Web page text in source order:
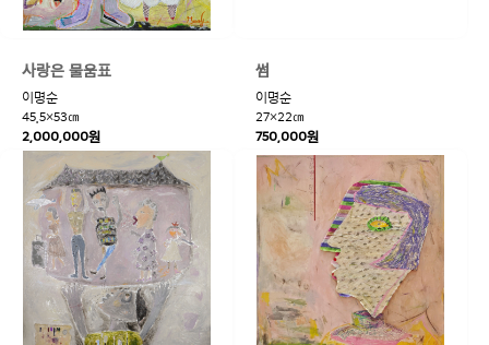
사랑은 물움표
이명순
45.5×53㎝
2,000,000원
썸
이명순
27×22㎝
750,000원